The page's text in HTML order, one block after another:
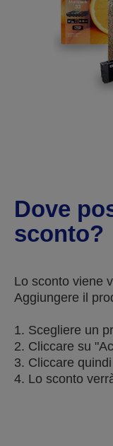
Dove
sconto?
Lo sconto viene
Aggiungere il
1. Scegliere un
2. Cliccare su
3. Cliccare
4. Lo sconto